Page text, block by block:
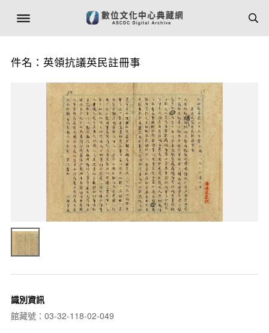
件名：英領抗議英民註冊事
識別資訊
館藏號：03-32-118-02-049